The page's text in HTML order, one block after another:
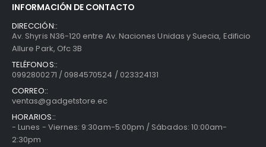
INFORMACIÓN DE CONTACTO
DIRECCIÓN::
Av. Shyris N36-120 entre Av. Naciones Unidas y Suecia, Edificio
Allure Park, Ofc 3B
TELÉFONOS::
0992800271 / 0984570524 / 023324131
CORREO::
ventas@gadgetstore.ec
HORARIOS::
- Lunes - Viernes: 9:30am-5:00pm / Sábados: 10:00am-
2:30pm